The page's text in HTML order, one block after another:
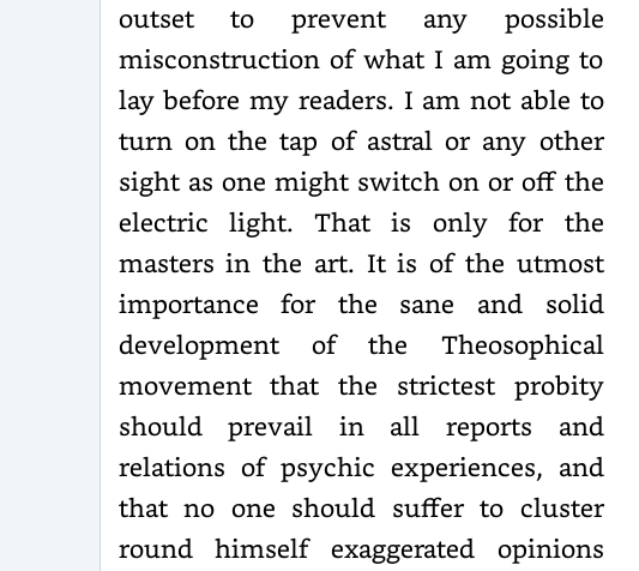
outset to prevent any possible
misconstruction of what I am going to
lay before my readers. I am not able to
turn on the tap of astral or any other
sight as one might switch on or off the
electric light. That is only for the
masters in the art. It is of the utmost
importance for the sane and solid
development of the Theosophical
movement that the strictest probity
should prevail in all reports and
relations of psychic experiences, and
that no one should suffer to cluster
round himself exaggerated opinions